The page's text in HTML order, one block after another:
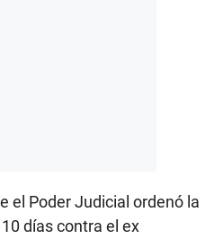
el Poder Judicial ordenó la
días contra el ex